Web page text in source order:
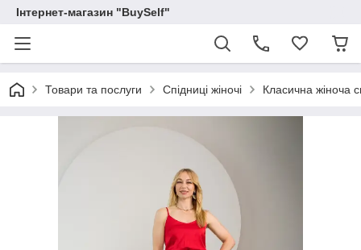
Інтернет-магазин "BuySelf"
Товари та послуги Спідниці жіночі Класична жіноча